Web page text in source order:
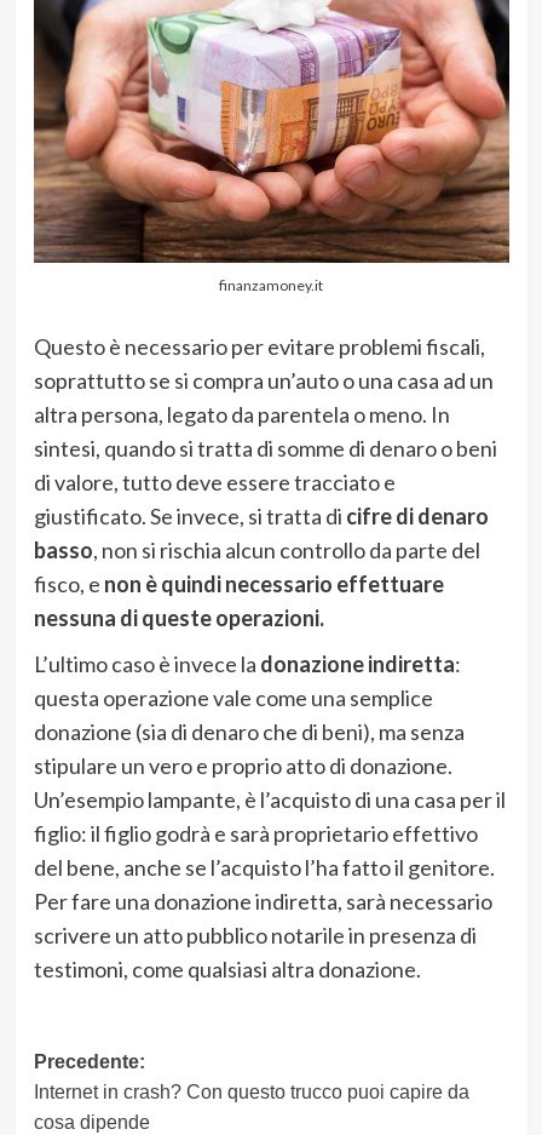
finanzamoney.it
Questo è necessario per evitare problemi fiscali,
soprattutto se si compra un’auto o una casa ad un
altra persona, legato da parentela o meno. In
sintesi, quando si tratta di somme di denaro o beni
di valore, tutto deve essere tracciato e
giustificato. Se invece, si tratta di cifre di denaro
basso, non si rischia alcun controllo da parte del
fisco, e non è quindi necessario effettuare
nessuna di queste operazioni.
L’ultimo caso è invece la donazione indiretta:
questa operazione vale come una semplice
donazione (sia di denaro che di beni), ma senza
stipulare un vero e proprio atto di donazione.
Un’esempio lampante, è l’acquisto di una casa per il
figlio: il figlio godrà e sarà proprietario effettivo
del bene, anche se l’acquisto l’ha fatto il genitore.
Per fare una donazione indiretta, sarà necessario
scrivere un atto pubblico notarile in presenza di
testimoni, come qualsiasi altra donazione.
Navigazione
articolo
Precedente:
Internet in crash? Con questo trucco puoi capire da
cosa dipende